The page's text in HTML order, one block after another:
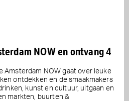
NOW en ontvang 4
Amsterdam NOW gaat over leuke
ontdekken en de smaakmakers
kunst en cultuur, uitgaan en
markten, buurten &